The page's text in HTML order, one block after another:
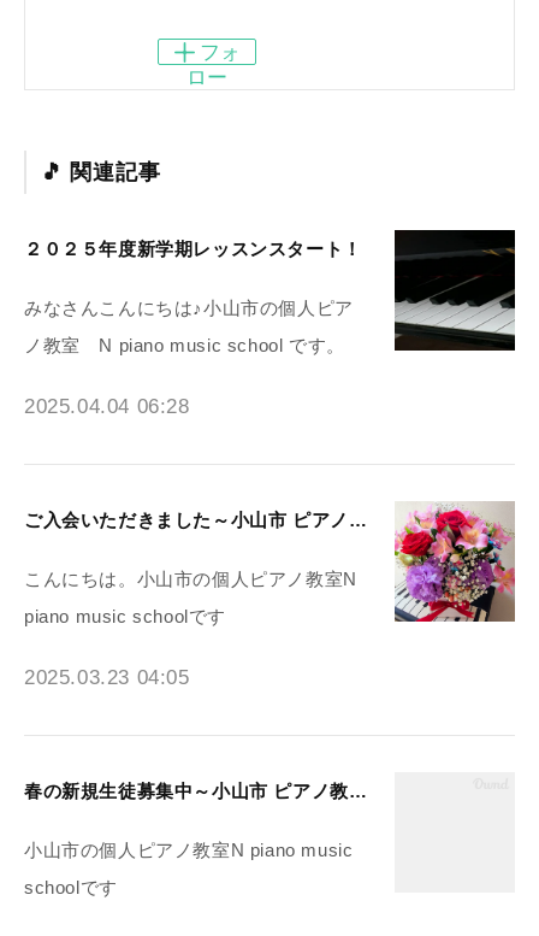
フォ
ロー
関連記事
２０２５年度新学期レッスンスタート！
みなさんこんにちは♪小山市の個人ピア
ノ教室 N piano music school です。
2025.04.04 06:28
ご入会いただきました～小山市 ピアノ教室N piano music school
こんにちは。小山市の個人ピアノ教室N
piano music schoolです
2025.03.23 04:05
春の新規生徒募集中～小山市 ピアノ教室N piano music school
小山市の個人ピアノ教室N piano music
schoolです